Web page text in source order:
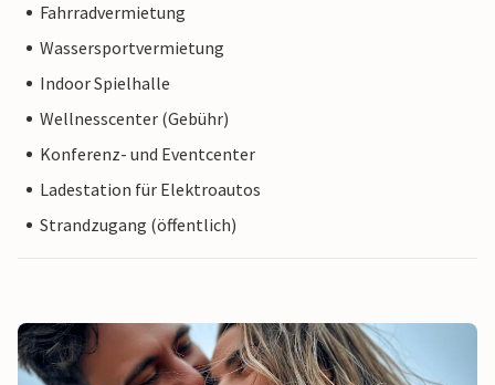
Fahrradvermietung
Wassersportvermietung
Indoor Spielhalle
Wellnesscenter (Gebühr)
Konferenz- und Eventcenter
Ladestation für Elektroautos
Strandzugang (öffentlich)